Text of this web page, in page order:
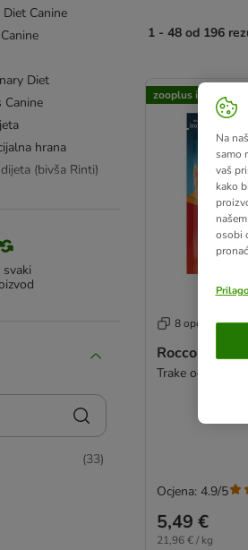
Canine
Diet
Canine
hrana
(bivša Rinti)
(33)
1 - 48 od 196
artikli proizvoda
zooplus izbor
8 opcija
Rocco Chings
Trake od pilećih
5,49 €
21,96 € / kg
Ocjena: 4.9/5
Na
samo
vaš
kako
osobi